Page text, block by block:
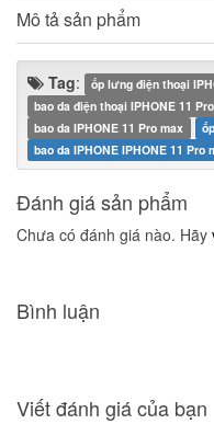
Mô tả sản phẩm
Tag:
ốp lưng điện thoại
bao da điện thoại IPHONE 11
bao da IPHONE 11 Pro max
bao da IPHONE IPHONE 11 Pro
Đánh giá sản phẩm
Chưa có đánh giá nào. Hãy
Bình luận
Viết đánh giá của bạn